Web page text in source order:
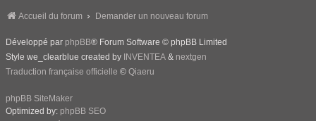
Accueil du forum Demander un nouveau forum
Développé par phpBB® Forum Software © phpBB Limited
Style we_clearblue created by INVENTEA & nextgen
Traduction française officielle © Qiaeru
phpBB SiteMaker
Optimized by: phpBB SEO